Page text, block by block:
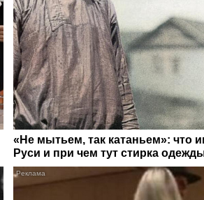
«Не мытьем, так катаньем»: что
Руси и при чем тут стирка